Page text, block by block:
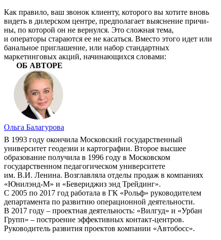
Как правило, ваш звонок клиенту, кото­рого вы хотите вновь
видеть в дилерском центре, предполагает выяснение причи­
ны, по которой он не вернулся. Это слож­ная тема,
и операторы стараются ее не касаться. Вместо этого идет или
баналь­ное приглашение, или набор стандартных
маркетинговых акций, начинающихся словами:
ОБ АВТОРЕ
Ольга Балагурова
В 1993 году окончила Московский государственный
университет геодезии и картографии. Второе высшее
образование получила в 1996 году в Московском
государственном педагогическом университете
им. В.И. Ленина. Возглавляла отделы продаж в компаниях
«Юнилэнд-М» и «Бевериджиз энд Трейдинг».
С 2005 по 2017 год работала в ГК «Рольф» руководителем
департамента по развитию операционной деятельности.
В 2017 году – проектная деятельность: «Вилгуд» и «Урбан
Групп» – построение эффективных контакт-центров.
Руководитель развития проектов компании «Автобосс».